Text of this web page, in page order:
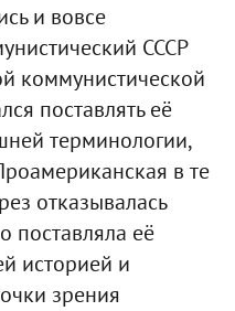
и вовсе
СССР
коммунистической
поставлять её
терминологии,
в те
отказывалась
поставляла её
историей и
зрения